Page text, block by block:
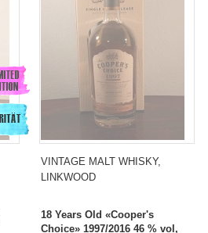
1997/2016
VINTAGE MALT WHISKY,
LINKWOOD
18 Years Old «Cooper's
Choice» 1997/2016 46 % vol,